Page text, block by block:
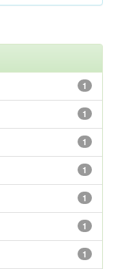
1
1
1
1
1
1
1